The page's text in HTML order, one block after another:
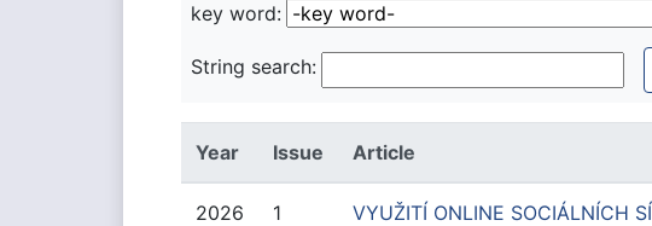
key word:
String search:
Year Issue Article
2026 1 VYUŽITÍ ONLINE SOCIÁLNÍCH